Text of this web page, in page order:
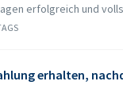
erfolgreich und
erhalten,